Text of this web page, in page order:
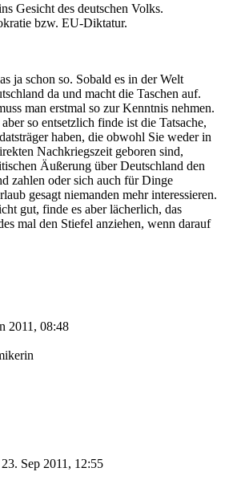
Gesicht des deutschen Volks.
bzw. EU-Diktatur.
ja schon so. Sobald es in der Welt
da und macht die Taschen auf.
man erstmal so zur Kenntnis nehmen.
so entsetzlich finde ist die Tatsache,
haben, die obwohl Sie weder in
Nachkriegszeit geboren sind,
Äußerung über Deutschland den
zahlen oder sich auch für Dinge
gesagt niemanden mehr interessieren.
gut, finde es aber lächerlich, das
mal den Stiefel anziehen, wenn darauf
2011, 08:48
23. Sep 2011, 12:55